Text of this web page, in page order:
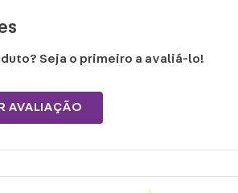
Seja o primeiro a avaliá-lo!
AVALIAÇÃO